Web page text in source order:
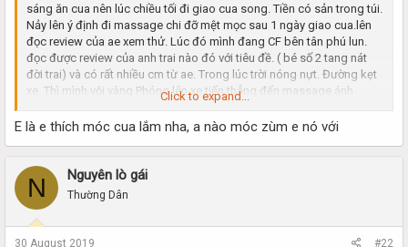
sáng ăn cua nên lúc chiều tối đi giao cua song. Tiền có sản trong túi.
Nảy lên ý định đi massage chi đỡ mệt mọc sau 1 ngày giao cua.lên
đọc review của ae xem thử. Lúc đó mình đang CF bên tân phú lun.
đọc được review của anh trai nào đó với tiêu đề. ( bé số 2 tang nát
đời trai) và có rất nhiều cm từ ae. Trong lúc trời nóng nựt. Đường kẹt
xe. Thì mình vội vàng Phóng lên xe tiến thẳng đến massage ánh
dương. Do mình cod tìm hiểu trên mạng trước nên mình có lấy cord
km để giảm giá vé. Lần đầu đi kiểu thái Anh lể tân rất chu đáo còn
đây dặn dò rất hợp lý. Vừa lên phòng chờ mình dùng 1 ly trà nóng và
1 quả trứng luột ăn cho đỡ bụng. Đợi tầm 5p thì mình đc lên phòng.
Phòng óc ok. Chỉ có cái ghế bị hư rồi. Haha. Mình thay đồ và vào
phòng song hơi đc 3p. Thì e ấy xuất hiện. Nước da hồng hào. Thân
hình chuẩn cao 1m6 nặng 44kg. Tội bé mắt bị thâm quầng hết do
Click to expand...
E là e thích móc cua lắm nha, a nào móc zùm e nó với
N Nguyên lò gái
Thường Dân
30 August 2019 #22